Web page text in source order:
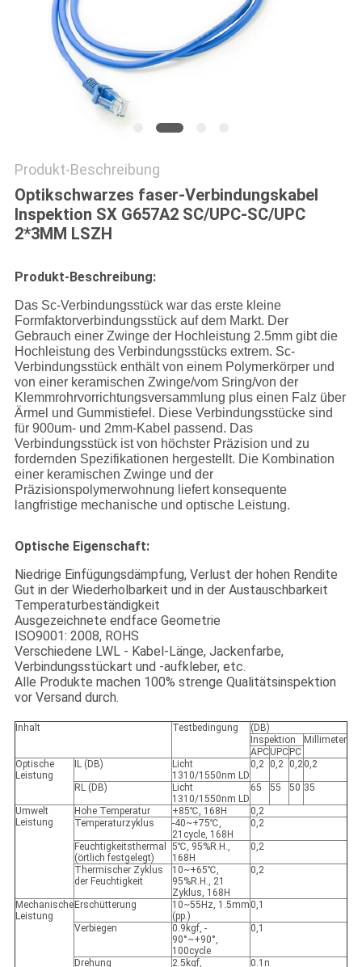
Produkt-Beschreibung
Optikschwarzes faser-Verbindungskabel
Inspektion SX G657A2 SC/UPC-SC/UPC
2*3MM LSZH
Produkt-Beschreibung:
Das Sc-Verbindungsstück war das erste kleine
Formfaktorverbindungsstück auf dem Markt. Der
Gebrauch einer Zwinge der Hochleistung 2.5mm gibt die
Hochleistung des Verbindungsstücks extrem. Sc-
Verbindungsstück enthält von einem Polymerkörper und
von einer keramischen Zwinge/vom Sring/von der
Klemmrohrvorrichtungsversammlung plus einen Falz über
Ärmel und Gummistiefel. Diese Verbindungsstücke sind
für 900um- und 2mm-Kabel passend. Das
Verbindungsstück ist von höchster Präzision und zu
fordernden Spezifikationen hergestellt. Die Kombination
einer keramischen Zwinge und der
Präzisionspolymerwohnung liefert konsequente
langfristige mechanische und optische Leistung.
Optische Eigenschaft:
Niedrige Einfügungsdämpfung, Verlust der hohen Rendite
Gut in der Wiederholbarkeit und in der Austauschbarkeit
Temperaturbeständigkeit
Ausgezeichnete endface Geometrie
ISO9001: 2008, ROHS
Verschiedene LWL - Kabel-Länge, Jackenfarbe,
Verbindungsstückart und -aufkleber, etc.
Alle Produkte machen 100% strenge Qualitätsinspektion
vor Versand durch.
Inhalt Testbedingung
(DB)
Inspektion
Millimeter
APCUPC PC
Optische
Leistung
IL (DB)
Licht
1310/1550nm LD
0,2 0,2 0,20,2
RL (DB)
Licht
1310/1550nm LD
65 55 50 35
Umwelt
Leistung
Hohe Temperatur +85℃, 168H
0,2
Temperaturzyklus
-40~+75℃,
21cycle, 168H
0,2
Feuchtigkeitsthermal
(örtlich festgelegt)
5℃, 95%R.H.,
168H
0,2
Thermischer Zyklus
der Feuchtigkeit
10~+65℃,
95%R.H., 21
Zyklus, 168H
0,2
Mechanische
Leistung
Erschütterung
10~55Hz, 1.5mm
(pp.)
0,1
Verbiegen
0.9kgf, -
90°~+90°,
100cycle
0,1
Drehung 2.5kgf, 0.1n